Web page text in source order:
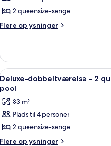
dobbeltværelse
2 queensize-senge
Flere oplysninger
Flere
dobbeltværelse
Indlæs
alle
billeder
af
Deluxe-
dobbeltværelse
-
2
Deluxe-dobbeltværelse - 2
pool
33 m²
Plads til 4 personer
2 queensize-senge
Flere oplysninger
Flere